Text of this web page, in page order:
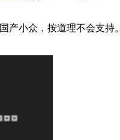
产小众，按道理不会支持。